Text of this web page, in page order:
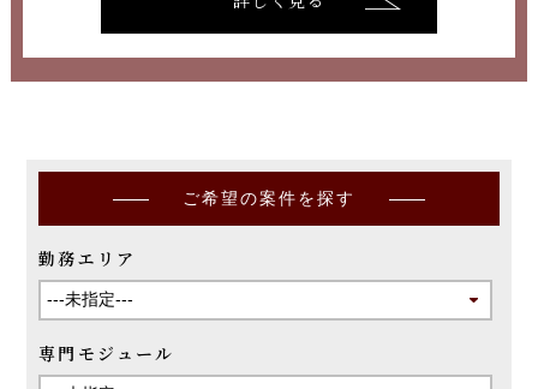
ご希望の案件を探す
勤務エリア
専門モジュール